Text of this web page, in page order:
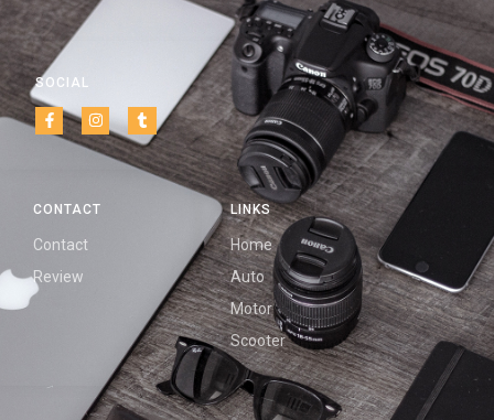
LINKS
Home
Auto
Motor
Scooter
CONTACT
Contact
Review
SOCIAL